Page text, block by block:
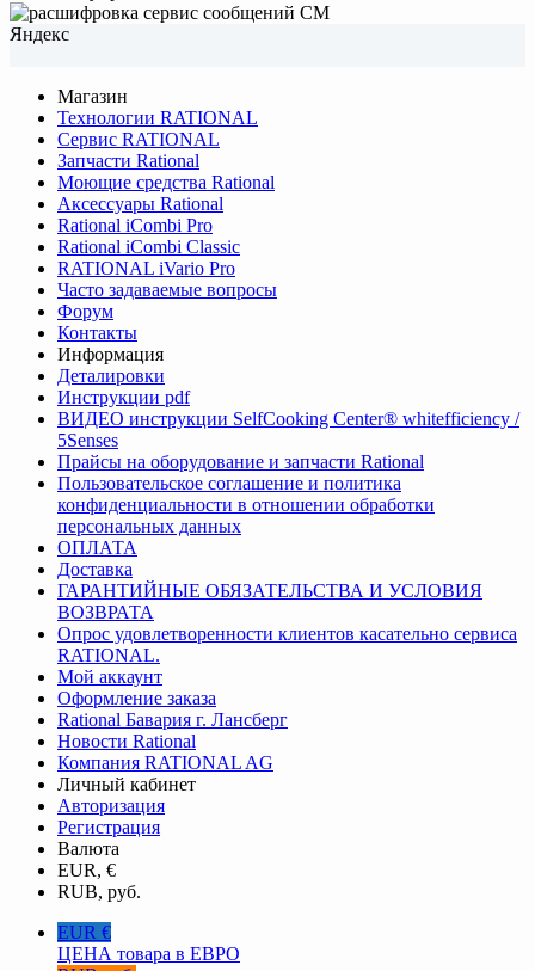
Яндекс
Магазин
Технологии RATIONAL
Сервис RATIONAL
Запчасти Rational
Моющие средства Rational
Аксессуары Rational
Rational iCombi Pro
Rational iCombi Classic
RATIONAL iVario Pro
Часто задаваемые вопросы
Форум
Контакты
Информация
Деталировки
Инструкции pdf
ВИДЕО инструкции SelfCooking Center® whitefficiency /
5Senses
Прайсы на оборудование и запчасти Rational
Пользовательское соглашение и политика
конфиденциальности в отношении обработки
персональных данных
ОПЛАТА
Доставка
ГАРАНТИЙНЫЕ ОБЯЗАТЕЛЬСТВА И УСЛОВИЯ
ВОЗВРАТА
Опрос удовлетворенности клиентов касательно сервиса
RATIONAL.
Мой аккаунт
Оформление заказа
Rational Бавария г. Лансберг
Новости Rational
Компания RATIONAL AG
Личный кабинет
Авторизация
Регистрация
Валюта
EUR, €
RUB, руб.
EUR €
ЦЕНА товара в ЕВРО